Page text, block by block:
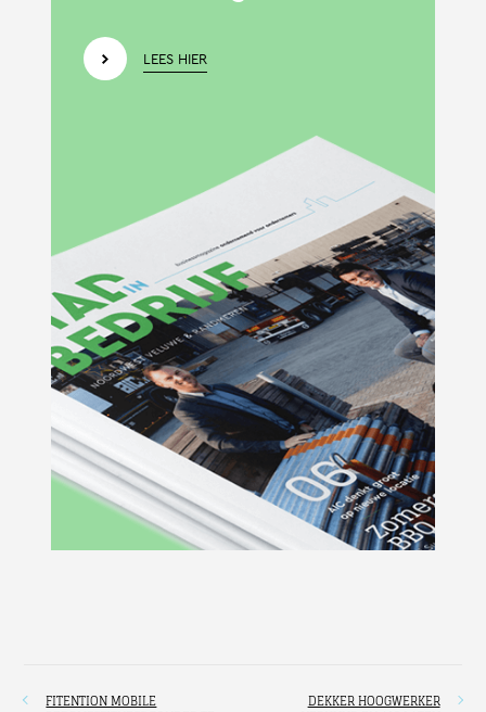
LEES HIER
FITENTION MOBILE
DEKKER HOOGWERKER